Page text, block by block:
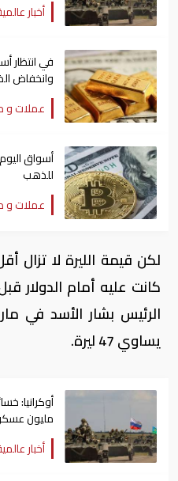
أخبار
في انتظار
وانخفاض
عملات و
أسواق
للذهب
عملات و
لكن قيمة الليرة لا تزال
كانت عليه أمام الدولار
يساوي 47 ليرة.
مليون
أخبار